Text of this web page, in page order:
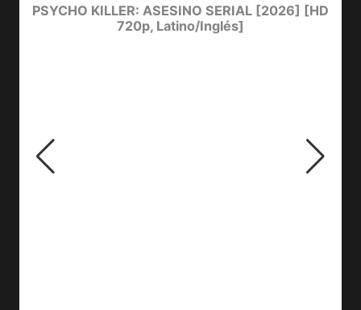
PSYCHO KILLER: ASESINO SERIAL [2026] [HD
720p, Latino/Inglés]